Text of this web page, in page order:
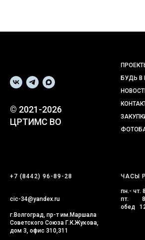
© 2021-2026
ЦРТИМС ВО
БУДЬ В
+7 (8442) 96-89-28
cic-34@yandex.ru
г.Волгоград, пр-т им.Маршала
Советского Союза Г.К.Жукова,
дом 3, офис 310,311
ЧАСЫ
пн.- чт.
пт.
обед